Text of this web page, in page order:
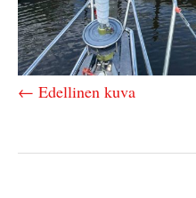
← Edellinen kuva